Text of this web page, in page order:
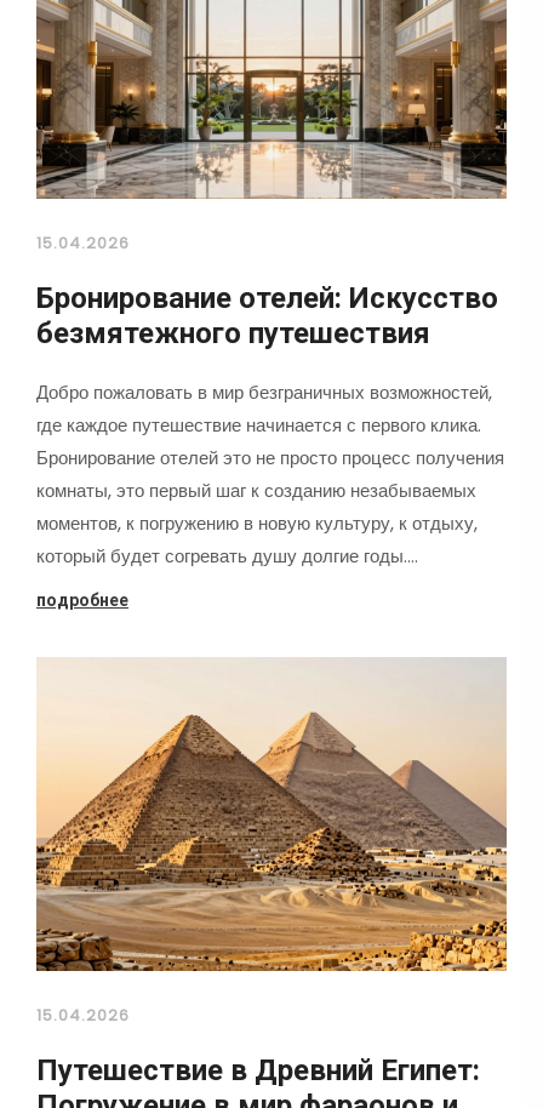
15.04.2026
Бронирование отелей: Искусство
безмятежного путешествия
Добро пожаловать в мир безграничных возможностей,
где каждое путешествие начинается с первого клика.
Бронирование отелей это не просто процесс получения
комнаты, это первый шаг к созданию незабываемых
моментов, к погружению в новую культуру, к отдыху,
который будет согревать душу долгие годы.…
подробнее
15.04.2026
Путешествие в Древний Египет: